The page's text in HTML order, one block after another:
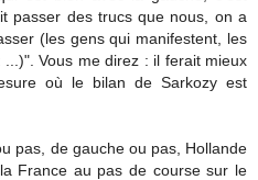
passer des trucs que nous, on a
(les gens qui manifestent, les
Vous me direz : il ferait mieux
où le bilan de Sarkozy est
pas, de gauche ou pas, Hollande
France au pas de course sur le